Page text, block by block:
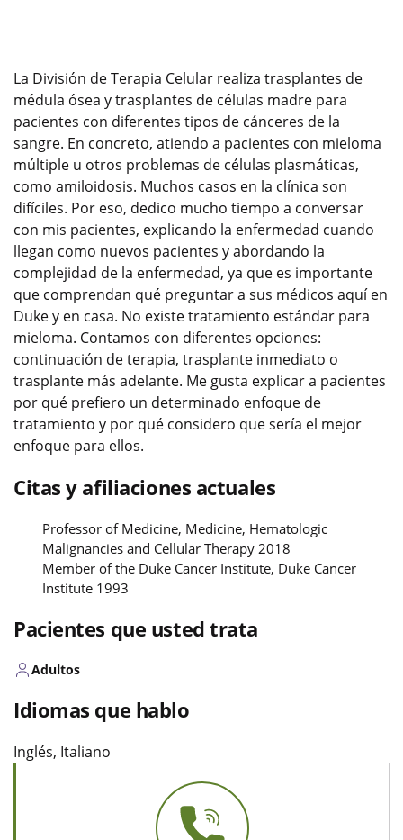
La División de Terapia Celular realiza trasplantes de
médula ósea y trasplantes de células madre para
pacientes con diferentes tipos de cánceres de la
sangre. En concreto, atiendo a pacientes con mieloma
múltiple u otros problemas de células plasmáticas,
como amiloidosis. Muchos casos en la clínica son
difíciles. Por eso, dedico mucho tiempo a conversar
con mis pacientes, explicando la enfermedad cuando
llegan como nuevos pacientes y abordando la
complejidad de la enfermedad, ya que es importante
que comprendan qué preguntar a sus médicos aquí en
Duke y en casa. No existe tratamiento estándar para
mieloma. Contamos con diferentes opciones:
continuación de terapia, trasplante inmediato o
trasplante más adelante. Me gusta explicar a pacientes
por qué prefiero un determinado enfoque de
tratamiento y por qué considero que sería el mejor
enfoque para ellos.
Citas y afiliaciones actuales
Professor of Medicine, Medicine, Hematologic
Malignancies and Cellular Therapy 2018
Member of the Duke Cancer Institute, Duke Cancer
Institute 1993
Pacientes que usted trata
Adultos
Idiomas que hablo
Inglés, Italiano